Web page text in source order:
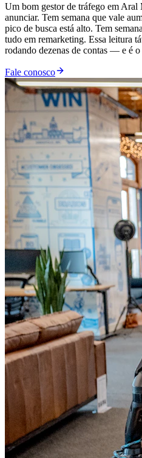
Um bom gestor de tráfego em
anunciar. Tem semana que vale
pico de busca está alto. Tem
tudo em remarketing. Essa leitura
rodando dezenas de contas — e é o
Fale conosco